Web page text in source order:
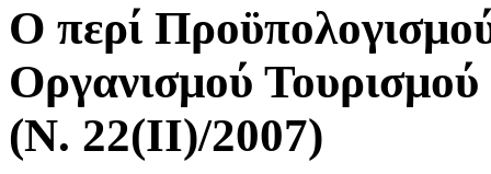
Ο περί
Οργανισμού
(Ν. 22(II)/2007)